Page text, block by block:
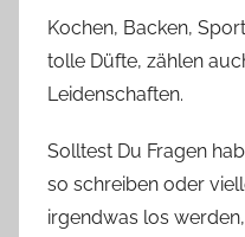
Kochen, Backen,
tolle Düfte, zählen
Leidenschaften.
Solltest Du Fragen
so schreiben oder
irgendwas los